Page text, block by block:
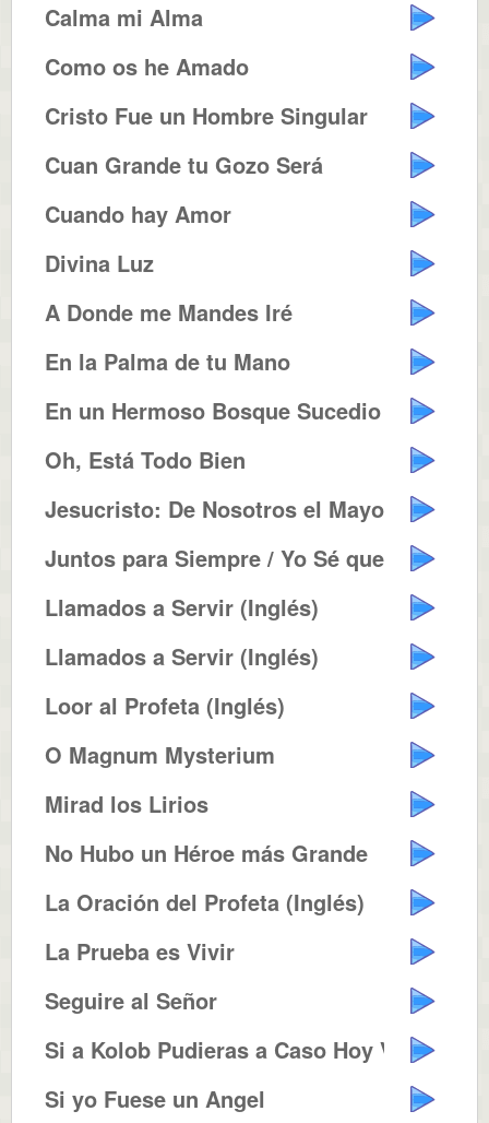
Calma mi Alma
Como os he Amado
Cristo Fue un Hombre Singular
Cuan Grande tu Gozo Será
Cuando hay Amor
Divina Luz
A Donde me Mandes Iré
En la Palma de tu Mano
En un Hermoso Bosque Sucedio
Oh, Está Todo Bien
Jesucristo: De Nosotros el Mayor
Juntos para Siempre / Yo Sé que...
Llamados a Servir (Inglés)
Llamados a Servir (Inglés)
Loor al Profeta (Inglés)
O Magnum Mysterium
Mirad los Lirios
No Hubo un Héroe más Grande
La Oración del Profeta (Inglés)
La Prueba es Vivir
Seguire al Señor
Si a Kolob Pudieras a Caso Hoy V...
Si yo Fuese un Angel